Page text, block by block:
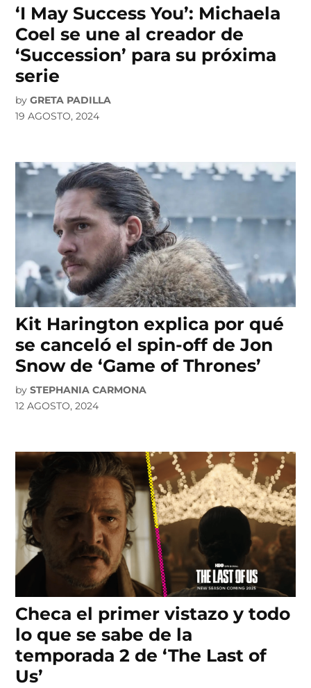
‘I May Success You’: Michaela
Coel se une al creador de
‘Succession’ para su próxima
serie
by GRETA PADILLA
19 AGOSTO, 2024
Kit Harington explica por qué
se canceló el spin-off de Jon
Snow de ‘Game of Thrones’
by STEPHANIA CARMONA
12 AGOSTO, 2024
Checa el primer vistazo y todo
lo que se sabe de la
temporada 2 de ‘The Last of
Us’